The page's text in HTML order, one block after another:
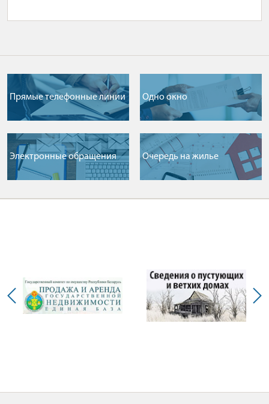
Прямые телефонные линии Одно окно
Электронные обращения Очередь на жилье